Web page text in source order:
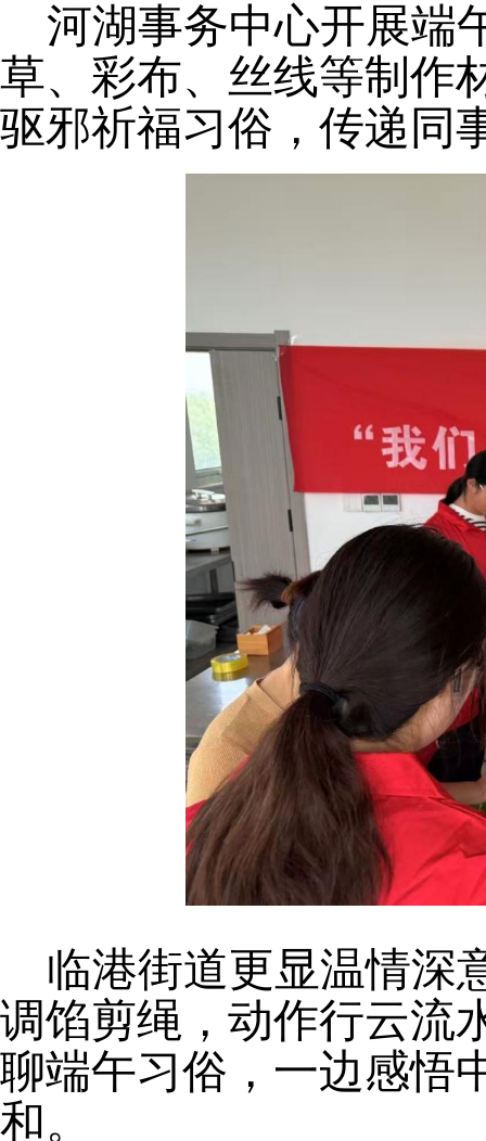
河湖事务中心开展端
草、彩布、丝线等制作
驱邪祈福习俗，传递同
临港街道更显温情深
调馅剪绳，动作行云流
聊端午习俗，一边感悟
和。